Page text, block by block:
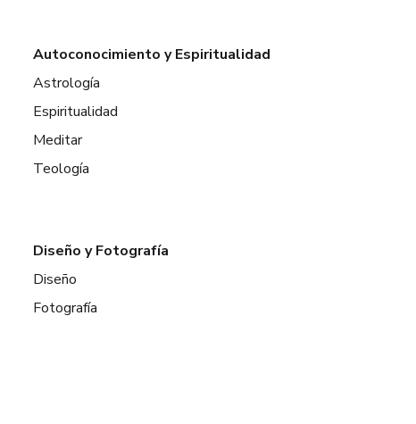
Autoconocimiento y Espiritualidad
Astrología
Espiritualidad
Meditar
Teología
Diseño y Fotografía
Diseño
Fotografía